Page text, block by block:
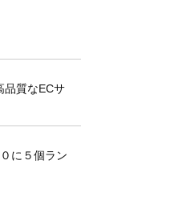
品質なECサ
に５個ラン